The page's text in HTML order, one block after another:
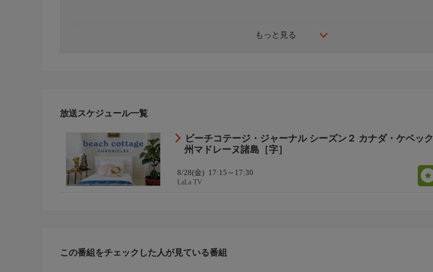
もっと見る
放送スケジュール一覧
ビーチコテージ・ジャーナル シーズン２ カナダ・ケベック
州マドレーヌ諸島［字］
8/28(金) 17:15～17:30
LaLa TV
この番組をチェックした人が見ている番組